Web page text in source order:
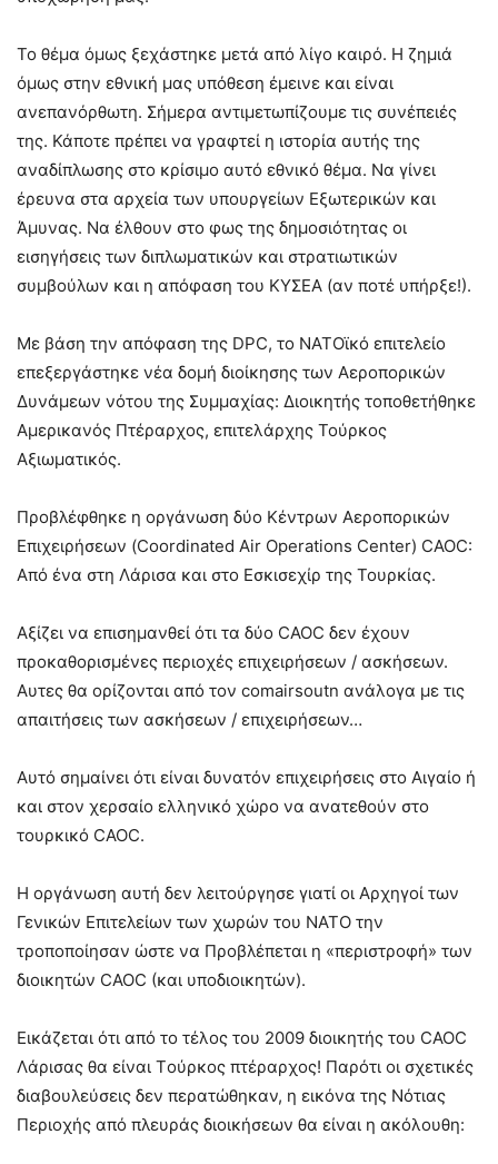
Το θέμα όμως ξεχάστηκε μετά από λίγο καιρό. Η ζημιά
όμως στην εθνική μας υπόθεση έμεινε και είναι
ανεπανόρθωτη. Σήμερα αντιμετωπίζουμε τις συνέπειές
της. Κάποτε πρέπει να γραφτεί η ιστορία αυτής της
αναδίπλωσης στο κρίσιμο αυτό εθνικό θέμα. Να γίνει
έρευνα στα αρχεία των υπουργείων Εξωτερικών και
Άμυνας. Να έλθουν στο φως της δημοσιότητας οι
εισηγήσεις των διπλωματικών και στρατιωτικών
συμβούλων και η απόφαση του ΚΥΣΕΑ (αν ποτέ υπήρξε!).
Με βάση την απόφαση της DPC, το ΝΑΤΟϊκό επιτελείο
επεξεργάστηκε νέα δομή διοίκησης των Αεροπορικών
Δυνάμεων νότου της Συμμαχίας: Διοικητής τοποθετήθηκε
Αμερικανός Πτέραρχος, επιτελάρχης Τούρκος
Αξιωματικός.
Προβλέφθηκε η οργάνωση δύο Κέντρων Αεροπορικών
Επιχειρήσεων (Coordinated Air Operations Center) CAOC:
Από ένα στη Λάρισα και στο Εσκισεχίρ της Τουρκίας.
Αξίζει να επισημανθεί ότι τα δύο CAOC δεν έχουν
προκαθορισμένες περιοχές επιχειρήσεων / ασκήσεων.
Αυτες θα ορίζονται από τον comairsoutn ανάλογα με τις
απαιτήσεις των ασκήσεων / επιχειρήσεων…
Αυτό σημαίνει ότι είναι δυνατόν επιχειρήσεις στο Αιγαίο ή
και στον χερσαίο ελληνικό χώρο να ανατεθούν στο
τουρκικό CAOC.
Η οργάνωση αυτή δεν λειτούργησε γιατί οι Αρχηγοί των
Γενικών Επιτελείων των χωρών του ΝΑΤΟ την
τροποποίησαν ώστε να Προβλέπεται η «περιστροφή» των
διοικητών CAOC (και υποδιοικητών).
Εικάζεται ότι από το τέλος του 2009 διοικητής του CAOC
Λάρισας θα είναι Tούρκος πτέραρχος! Παρότι οι σχετικές
διαβουλεύσεις δεν περατώθηκαν, η εικόνα της Νότιας
Περιοχής από πλευράς διοικήσεων θα είναι η ακόλουθη: